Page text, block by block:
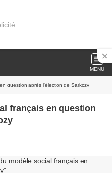
MENU
question après l'élection de Sarkozy
français en question